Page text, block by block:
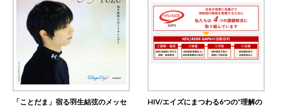
「ことだま」宿る羽生結弦のメッセ
HIV/エイズにまつわる6つの“理解の